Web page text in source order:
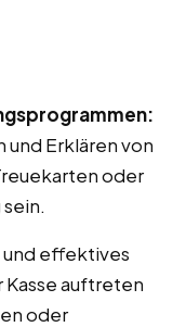
und Erklären von
oder
und effektives
Kasse auftreten
oder